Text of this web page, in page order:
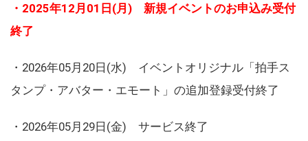
・2025年12月01日(月) 新規イベントのお申込み受付
終了
・2026年05月20日(水) イベントオリジナル「拍手ス
タンプ・アバター・エモート」の追加登録受付終了
・2026年05月29日(金) サービス終了